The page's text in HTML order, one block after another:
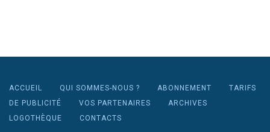
ACCUEIL QUI SOMMES-NOUS ? ABONNEMENT
TARIFS
DE PUBLICITÉ
VOS PARTENAIRES
ARCHIVES
LOGOTHÈQUE
CONTACTS